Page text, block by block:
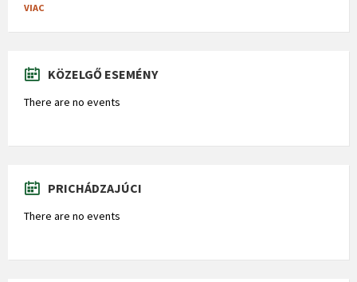
VIAC
KÖZELGŐ ESEMÉNY
There are no events
PRICHÁDZAJÚCI
There are no events